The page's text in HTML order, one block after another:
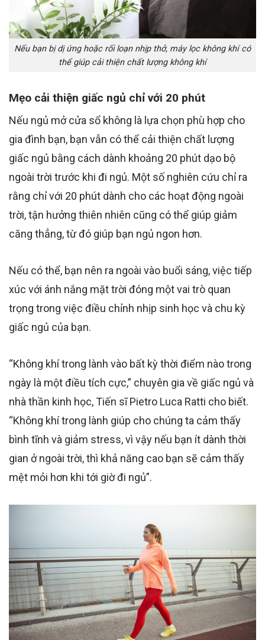
Nếu bạn bị dị ứng hoặc rối loạn nhịp thở, máy lọc không khí có
thể giúp cải thiện chất lượng không khí
Mẹo cải thiện giấc ngủ chỉ với 20 phút
Nếu ngủ mở cửa sổ không là lựa chọn phù hợp cho
gia đình bạn, bạn vẫn có thể cải thiện chất lượng
giấc ngủ bằng cách dành khoảng 20 phút dạo bộ
ngoài trời trước khi đi ngủ. Một số nghiên cứu chỉ ra
rằng chỉ với 20 phút dành cho các hoạt động ngoài
trời, tận hưởng thiên nhiên cũng có thể giúp giảm
căng thẳng, từ đó giúp bạn ngủ ngon hơn.
Nếu có thể, bạn nên ra ngoài vào buổi sáng, việc tiếp
xúc với ánh nắng mặt trời đóng một vai trò quan
trọng trong việc điều chỉnh nhịp sinh học và chu kỳ
giấc ngủ của bạn.
“Không khí trong lành vào bất kỳ thời điểm nào trong
ngày là một điều tích cực,” chuyên gia về giấc ngủ và
nhà thần kinh học, Tiến sĩ Pietro Luca Ratti cho biết.
“Không khí trong lành giúp cho chúng ta cảm thấy
bình tĩnh và giảm stress, vì vậy nếu bạn ít dành thời
gian ở ngoài trời, thì khả năng cao bạn sẽ cảm thấy
mệt mỏi hơn khi tới giờ đi ngủ”.